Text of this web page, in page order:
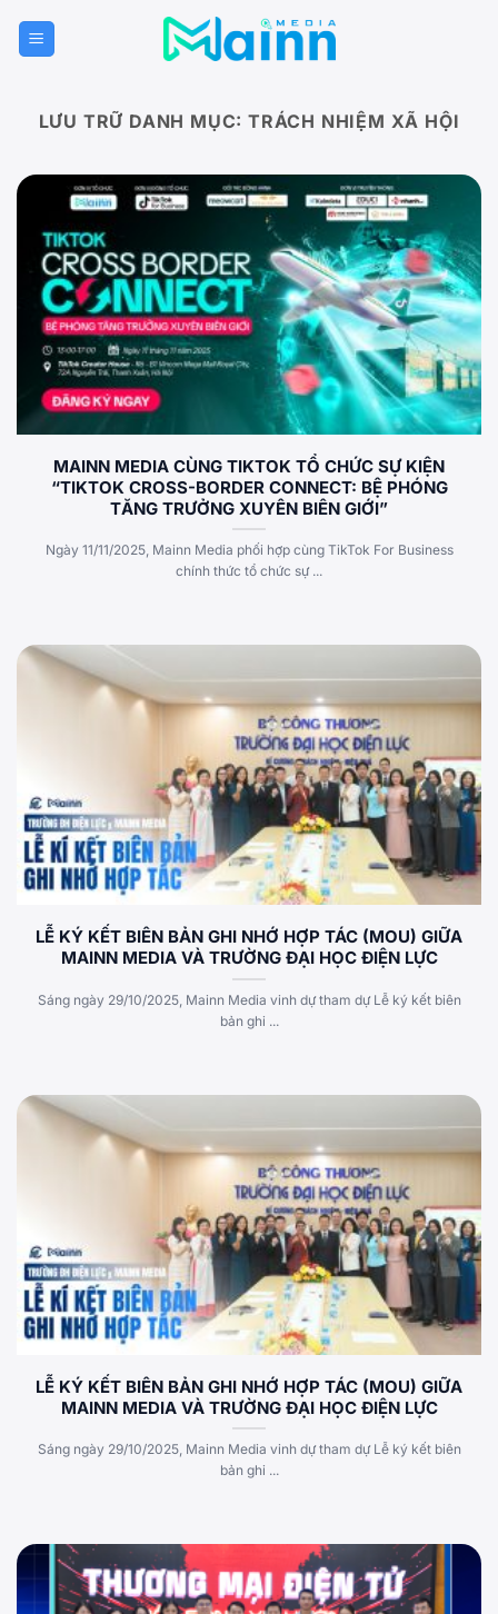
qua
LƯU TRỮ DANH MỤC: TRÁCH NHIỆM XÃ HỘI
MAINN MEDIA CÙNG TIKTOK TỔ CHỨC SỰ KIỆN
“TIKTOK CROSS-BORDER CONNECT: BỆ PHÓNG
TĂNG TRƯỞNG XUYÊN BIÊN GIỚI”
Ngày 11/11/2025, Mainn Media phối hợp cùng TikTok For Business
chính thức tổ chức sự ...
LỄ KÝ KẾT BIÊN BẢN GHI NHỚ HỢP TÁC (MOU) GIỮA
MAINN MEDIA VÀ TRƯỜNG ĐẠI HỌC ĐIỆN LỰC
Sáng ngày 29/10/2025, Mainn Media vinh dự tham dự Lễ ký kết biên
bản ghi ...
LỄ KÝ KẾT BIÊN BẢN GHI NHỚ HỢP TÁC (MOU) GIỮA
MAINN MEDIA VÀ TRƯỜNG ĐẠI HỌC ĐIỆN LỰC
Sáng ngày 29/10/2025, Mainn Media vinh dự tham dự Lễ ký kết biên
bản ghi ...